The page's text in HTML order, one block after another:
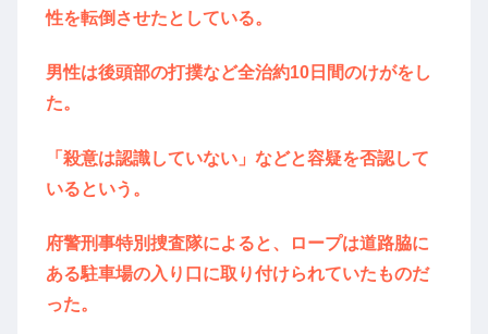
性を転倒させたとしている。
男性は後頭部の打撲など全治約10日間のけがをし
た。
「殺意は認識していない」などと容疑を否認して
いるという。
府警刑事特別捜査隊によると、ロープは道路脇に
ある駐車場の入り口に取り付けられていたものだ
った。